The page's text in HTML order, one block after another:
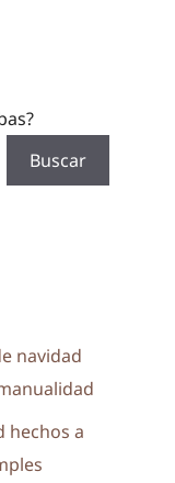
Buscar
navidad
hechos a